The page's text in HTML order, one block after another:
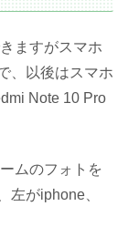
ますがスマホ
、以後はスマホ
Note 10 Pro
ムのフォトを
左がiphone、